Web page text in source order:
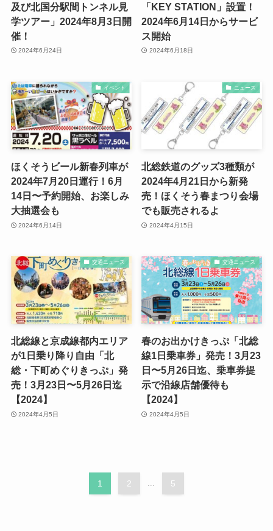
及び北国分駅間トンネル見
学ツアー」2024年8月3日開
催！
2024年6月24日
「KEY STATION」設置！
2024年6月14日からサービ
ス開始
2024年6月18日
イベント
ほくそうビール新春列車が
2024年7月20日運行！6月
14日〜予約開始、お楽しみ
大抽選会も
2024年6月14日
ニュース
北総鉄道のグッズ3種類が
2024年4月21日から新発
売！ほくそう春まつり会場
でも販売されるよ
2024年4月15日
交通ニュース
北総線と京成線都内エリア
が1日乗り降り自由「北
総・下町めぐりきっぷ」発
売！3月23日〜5月26日迄
【2024】
2024年4月5日
交通ニュース
春のお出かけきっぷ「北総
線1日乗車券」発売！3月23
日〜5月26日迄、乗車券提
示で沿線店舗優待も
【2024】
2024年4月5日
1 2 ... 5